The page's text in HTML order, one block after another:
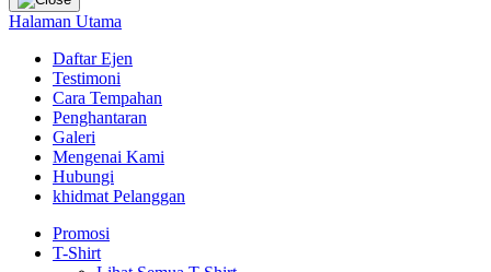
Halaman Utama
Daftar Ejen
Testimoni
Cara Tempahan
Penghantaran
Galeri
Mengenai Kami
Hubungi
khidmat Pelanggan
Promosi
T-Shirt